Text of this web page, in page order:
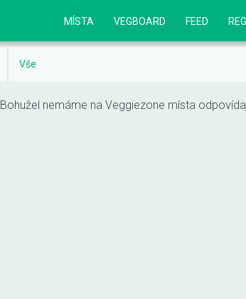
MÍSTA VEGBOARD FEED
Vše
Bohužel nemáme na Veggiezone místa